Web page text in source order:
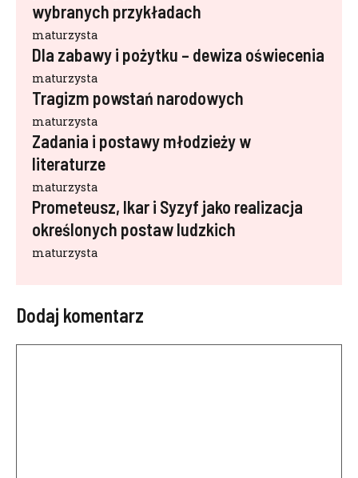
wybranych przykładach
maturzysta
Dla zabawy i pożytku – dewiza oświecenia
maturzysta
Tragizm powstań narodowych
maturzysta
Zadania i postawy młodzieży w
literaturze
maturzysta
Prometeusz, Ikar i Syzyf jako realizacja
określonych postaw ludzkich
maturzysta
Dodaj komentarz